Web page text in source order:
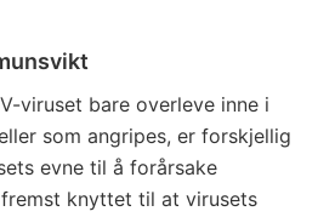
viruset bare overleve inne i
som angripes, er forskjellig
evne til å forårsake
knyttet til at virusets